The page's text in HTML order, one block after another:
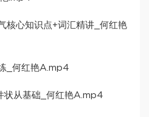
核心知识点+词汇精讲_何红艳
_何红艳A.mp4
状从基础_何红艳A.mp4